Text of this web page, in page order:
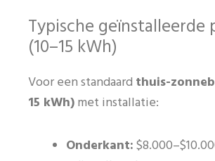
Typische geïnstalleerde
(10–15 kWh)
Voor een standaard thuis-
15 kWh)met installatie:
Onderkant: